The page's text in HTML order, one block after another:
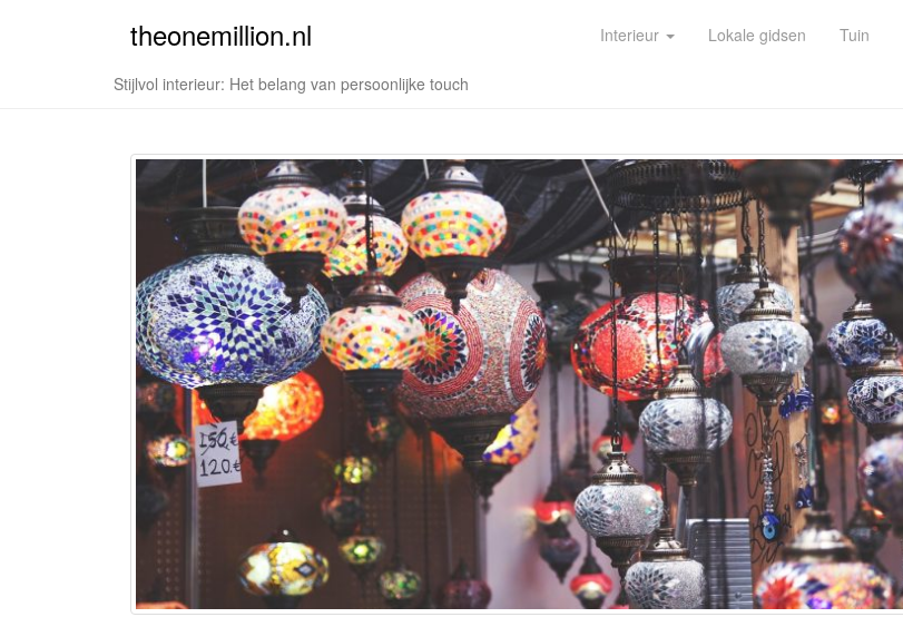
theonemillion.nl
Stijlvol interieur: Het belang van persoonlijke touch
Interieur Lokale gidsen Tuin